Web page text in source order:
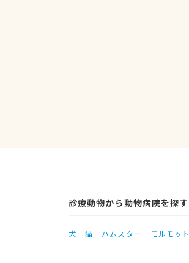
診療動物から動物病院を探す
犬 猫 ハムスター モルモット